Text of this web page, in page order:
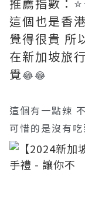
這個也是香
覺得很貴 所
在新加坡旅
覺😂😂
這個有一點辣
可惜的是沒有